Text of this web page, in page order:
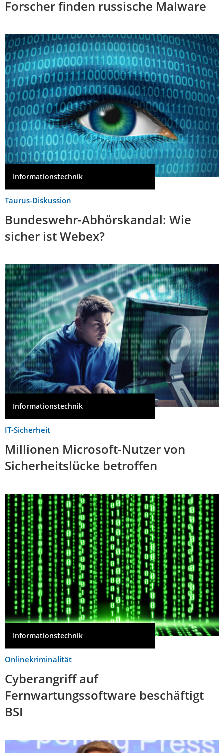
Forscher finden russische Malware
Informationstechnik
Taurus-Diskussion
Bundeswehr-Abhörskandal: Wie
sicher ist Webex?
Informationstechnik
IT-Sicherheit
Millionen Microsoft-Nutzer von
Sicherheitslücke betroffen
Informationstechnik
Onlinekriminalität
Cyberangriff auf
Fernwartungssoftware beschäftigt
BSI